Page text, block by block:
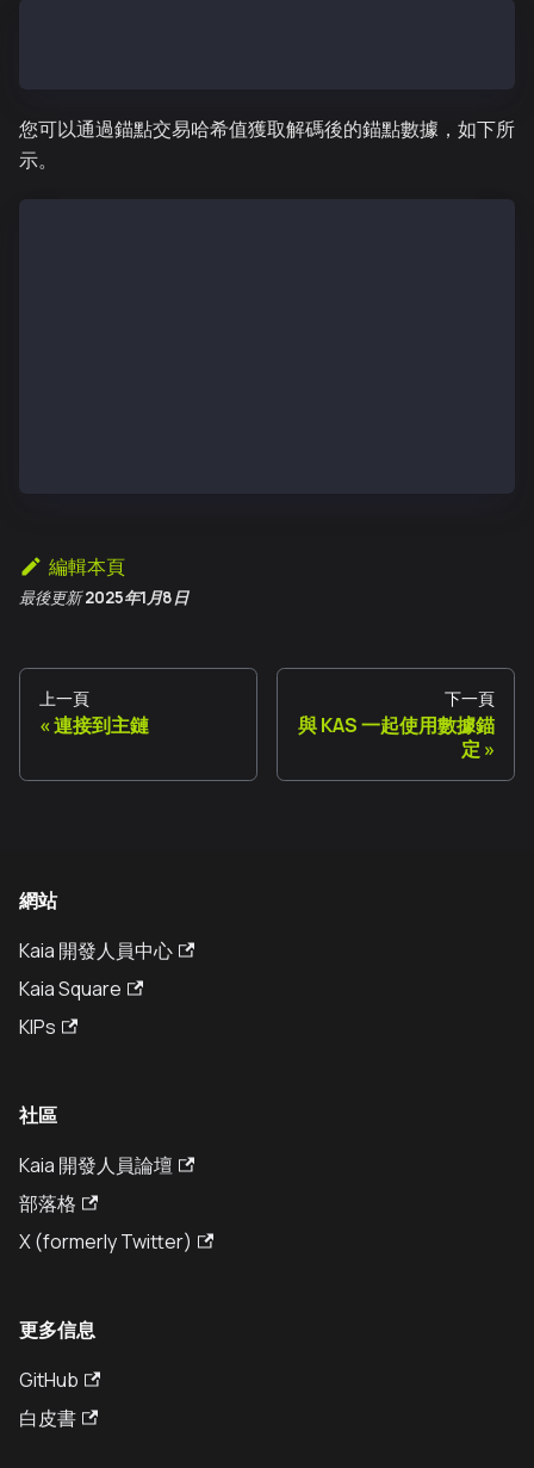
您可以通過錨點交易哈希值獲取解碼後的錨點數據，如下所
示。
編輯本頁
最後更新 2025年1月8日
上一頁
連接到主鏈
下一頁
與 KAS 一起使用數據錨
定
網站
Kaia 開發人員中心
Kaia Square
KIPs
社區
Kaia 開發人員論壇
部落格
X (formerly Twitter)
更多信息
GitHub
白皮書